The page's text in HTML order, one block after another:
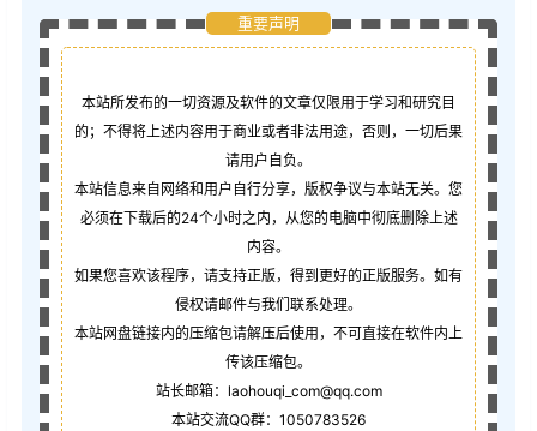
重要声明
本站所发布的一切资源及软件的文章仅限用于学习和研究目
的；不得将上述内容用于商业或者非法用途，否则，一切后果
请用户自负。
本站信息来自网络和用户自行分享，版权争议与本站无关。您
必须在下载后的24个小时之内，从您的电脑中彻底删除上述
内容。
如果您喜欢该程序，请支持正版，得到更好的正版服务。如有
侵权请邮件与我们联系处理。
本站网盘链接内的压缩包请解压后使用，不可直接在软件内上
传该压缩包。
站长邮箱：laohouqi_com@qq.com
本站交流QQ群：1050783526